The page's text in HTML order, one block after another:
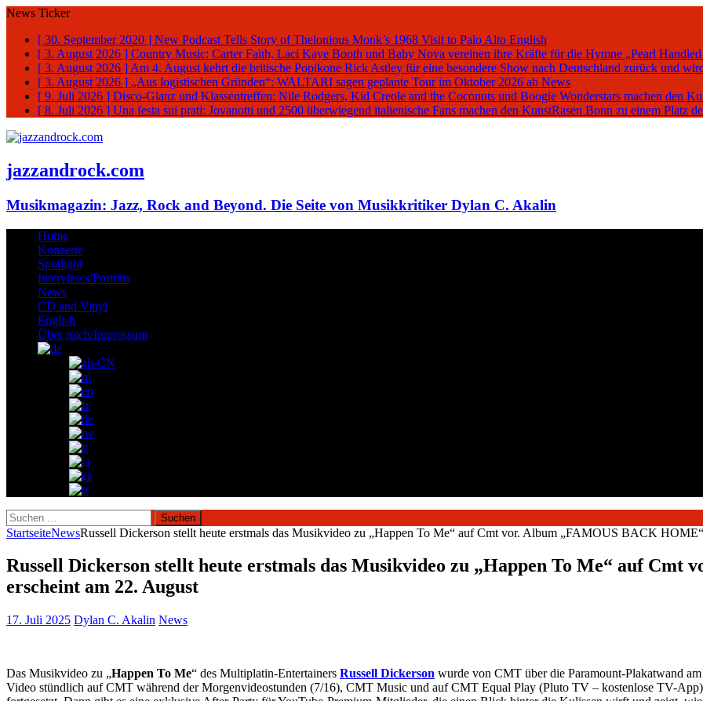
News Ticker
[ 30. September 2020 ] New Podcast Tells Story of Thelonious Monk’s 1968 Visit to Palo Alto English
[ 3. August 2026 ] Country Music: Carter Faith, Laci Kaye Booth und Baby Nova vereinen ihre Kräfte für die Hymne „Pearl Handled
[ 3. August 2026 ] Am 4. August kehrt die britische Popikone Rick Astley für eine besondere Show nach Deutschland zurück und
[ 3. August 2026 ] „Aus logistischen Gründen“: WALTARI sagen geplante Tour im Oktober 2026 ab News
[ 9. Juli 2026 ] Disco-Glanz und Klassentreffen: Nile Rodgers, Kid Creole and the Coconuts und Boogie Wonderstars machen den
[ 8. Juli 2026 ] Una festa sui prati: Jovanotti und 2500 überwiegend italienische Fans machen den KunstRasen Bonn zu einem Platz
jazzandrock.com
Musikmagazin: Jazz, Rock and Beyond. Die Seite von Musikkritiker Dylan C. Akalin
Home
Konzerte
Spotlight
Interviews/Porträts
News
CD and Vinyl
English
Über mich/Impressum
Suchen
nach:
StartseiteNewsRussell Dickerson stellt heute erstmals das Musikvideo zu „Happen To Me“ auf Cmt vor. Album „FAMOUS BACK
Russell Dickerson stellt heute erstmals das Musikvideo zu „Happen To Me“ auf
erscheint am 22. August
17. Juli 2025 Dylan C. Akalin News
Das Musikvideo zu „Happen To Me“ des Multiplatin-Entertainers Russell Dickerson wurde von CMT über die Paramount-Plakatwand
Video stündlich auf CMT während der Morgenvideostunden (7/16), CMT Music und auf CMT Equal Play (Pluto TV – kostenlose TV-